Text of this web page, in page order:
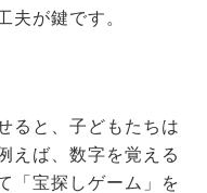
夫が鍵です。
ると、子どもたちは
えば、数字を覚える
「宝探しゲーム」を